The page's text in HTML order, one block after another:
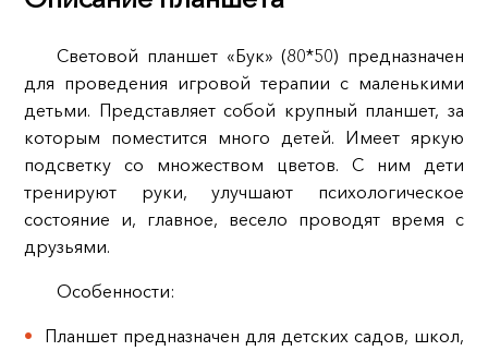
Световой планшет «Бук» (80*50) предназначен
для проведения игровой терапии с маленькими
детьми. Представляет собой крупный планшет, за
которым поместится много детей. Имеет яркую
подсветку со множеством цветов. С ним дети
тренируют руки, улучшают психологическое
состояние и, главное, весело проводят время с
друзьями.
Особенности:
Планшет предназначен для детских садов, школ,